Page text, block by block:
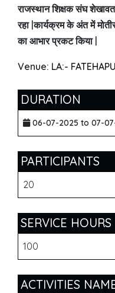
राजस्थान शिक्षक संघ
रहा |कार्यक्रम के अंत में
का आभार प्रकट किया |
Venue: LA:-
DURATION
06-07-2025 to 07-
PARTICIPANTS
20
SERVICE HOURS
100
ACTIVITIES